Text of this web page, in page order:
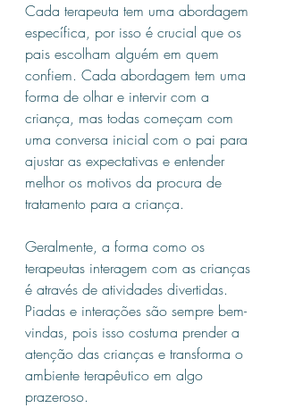
Cada terapeuta tem uma abordagem
específica, por isso é crucial que os
pais escolham alguém em quem
confiem. Cada abordagem tem uma
forma de olhar e intervir com a
criança, mas todas começam com
uma conversa inicial com o pai para
ajustar as expectativas e entender
melhor os motivos da procura de
tratamento para a criança.
Geralmente, a forma como os
terapeutas interagem com as crianças
é através de atividades divertidas.
Piadas e interações são sempre bem-
vindas, pois isso costuma prender a
atenção das crianças e transforma o
ambiente terapêutico em algo
prazeroso.